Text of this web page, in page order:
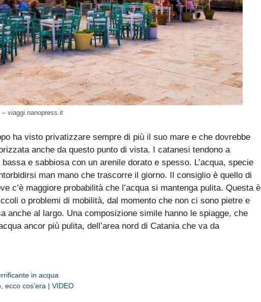
viaggi.nanopress.it
ha visto privatizzare sempre di più il suo mare e che dovrebbe
anche da questo punto di vista. I catanesi tendono a
e sabbiosa con un arenile dorato e spesso. L’acqua, specie
man mano che trascorre il giorno. Il consiglio è quello di
c’è maggiore probabilità che l’acqua si mantenga pulita. Questa è
o problemi di mobilità, dal momento che non ci sono pietre e
anche al largo. Una composizione simile hanno le spiagge, che
ancor più pulita, dell’area nord di Catania che va da
in acqua
ecco cos’era | VIDEO